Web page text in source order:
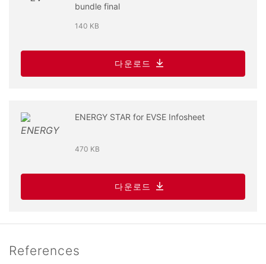
bundle final
140 KB
다운로드
ENERGY STAR for EVSE Infosheet
470 KB
다운로드
References